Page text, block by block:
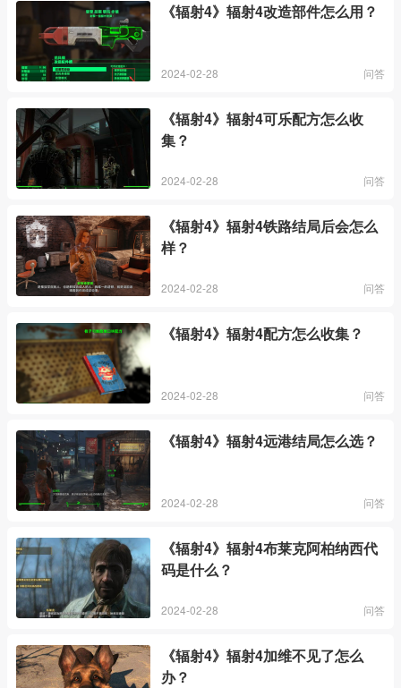
《辐射4》辐射4改造部件怎么用？
2024-02-28 问答
《辐射4》辐射4可乐配方怎么收
集？
2024-02-28 问答
《辐射4》辐射4铁路结局后会怎么
样？
2024-02-28 问答
《辐射4》辐射4配方怎么收集？
2024-02-28 问答
《辐射4》辐射4远港结局怎么选？
2024-02-28 问答
《辐射4》辐射4布莱克阿柏纳西代
码是什么？
2024-02-28 问答
《辐射4》辐射4加维不见了怎么
办？